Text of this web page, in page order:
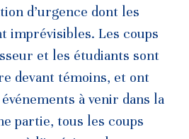
d’urgence dont les
imprévisibles. Les coups
et les étudiants sont
devant témoins, et ont
à venir dans la
partie, tous les coups